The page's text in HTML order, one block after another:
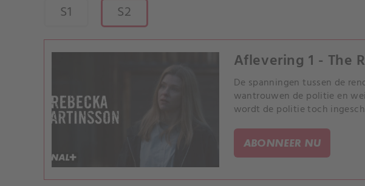
S1 S2
Aflevering 1 - The
De spanningen tussen de
wantrouwen de politie en
wordt de politie toch
ABONNEER NU